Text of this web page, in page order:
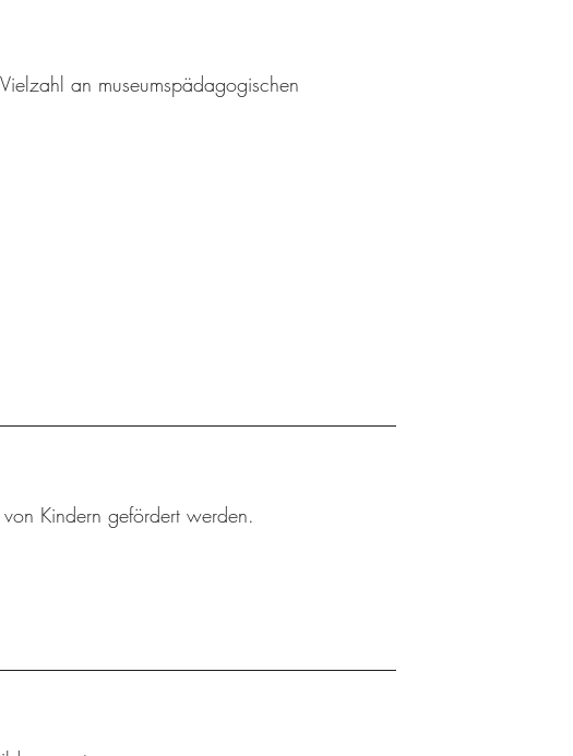
an museumspädagogischen
Kindern gefördert werden.